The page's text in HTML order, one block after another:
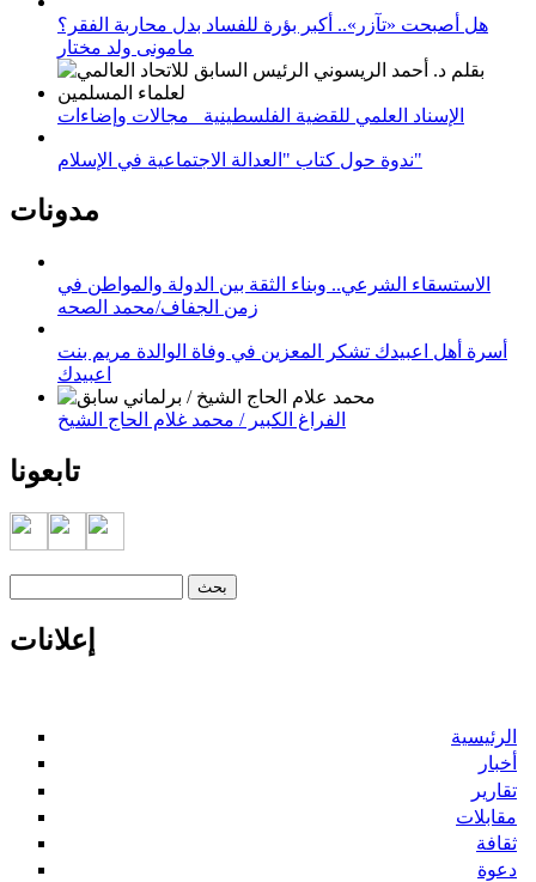
هل أصبحت «تآزر».. أكبر بؤرة للفساد بدل محاربة الفقر؟
مامونى ولد مختار
الإسناد العلمي للقضية الفلسطينية_ مجالات وإضاءات
ندوة حول كتاب "العدالة الاجتماعية في الإسلام"
مدونات
الاستسقاء الشرعي.. وبناء الثقة بين الدولة والمواطن في
زمن الجفاف/محمد الصحه
أسرة أهل اعبيدك تشكر المعزين في وفاة الوالدة مريم بنت
اعبيدك
الفراغ الكبير / محمد غلام الحاج الشيخ
تابعونا
إعلانات
الرئيسية
أخبار
تقارير
مقابلات
ثقافة
دعوة